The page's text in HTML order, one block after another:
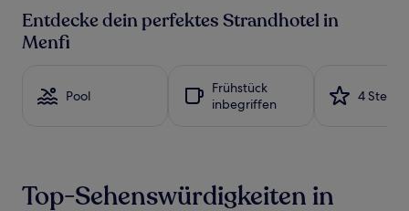
den
letzten
einen
gefunden
Entdecke dein perfektes Strandhotel in
Menfi
Pool
Frühstück
inbegriffen
4 Sterne
Top-Sehenswürdigkeiten in